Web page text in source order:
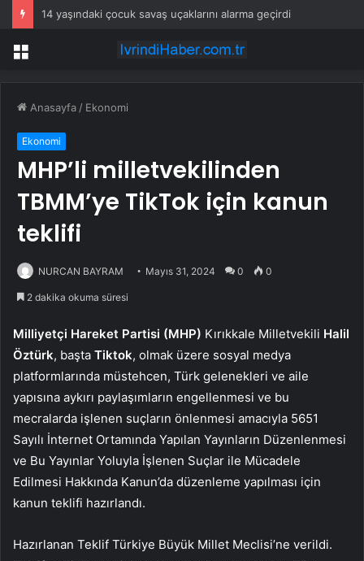
14 yaşındaki çocuk savaş uçaklarını alarma geçirdi
Menü
Anasayfa / Ekonomi
Ekonomi
MHP’li milletvekilinden
TBMM’ye TikTok için kanun
teklifi
NURCAN BAYRAM Mayıs 31, 2024 0 0
2 dakika okuma süresi
Milliyetçi Hareket Partisi (MHP) Kırıkkale Milletvekili Halil
Öztürk, başta Tiktok, olmak üzere sosyal medya
platformlarında müstehcen, Türk gelenekleri ve aile
yapısına aykırı paylaşımların engellenmesi ve bu
mecralarda işlenen suçların önlenmesi amacıyla 5651
Sayılı İnternet Ortamında Yapılan Yayınların Düzenlenmesi
ve Bu Yayınlar Yoluyla İşlenen Suçlar ile Mücadele
Edilmesi Hakkında Kanun’da düzenleme yapılması için
kanun teklifi hazırlandı.
Hazırlanan Teklif Türkiye Büyük Millet Meclisi’ne verildi.